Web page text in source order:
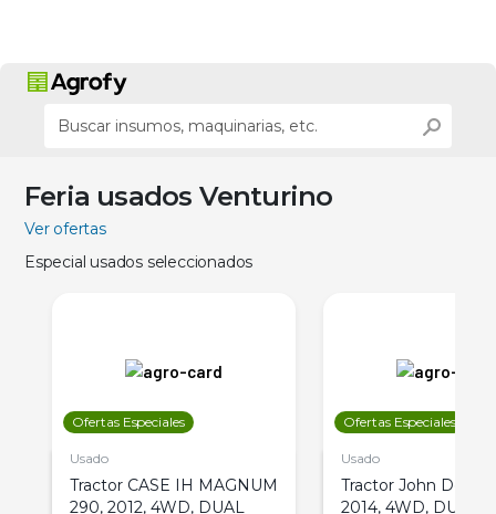
Feria usados Venturino
Ver ofertas
Especial usados seleccionados
Ofertas Especiales
Usado
Tractor CASE IH MAGNUM
290, 2012, 4WD, DUAL
Ofertas Especiales
Usado
Tractor John Deere
2014, 4WD, DUAL